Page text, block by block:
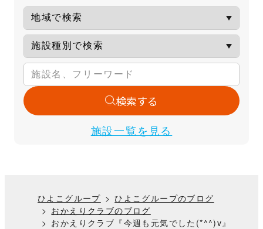
施設一覧を見る
検索する
ひよこグループ
ひよこグループのブログ
おかえりクラブのブログ
おかえりクラブ『今週も元気でした(*^^)v』